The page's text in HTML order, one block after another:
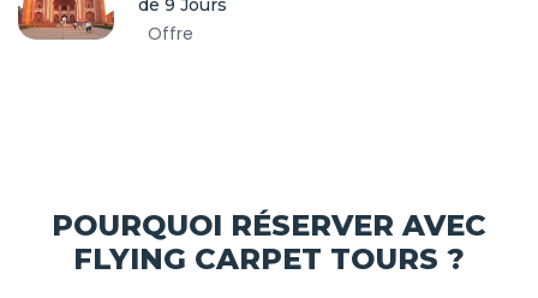
de 9 Jours
Offre
POURQUOI RÉSERVER AVEC
FLYING CARPET TOURS ?